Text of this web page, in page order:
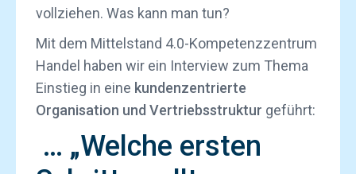
vollziehen. Was kann man tun?
Mit dem Mittelstand 4.0-Kompetenzzentrum
Handel haben wir ein Interview zum Thema
Einstieg in eine kundenzentrierte
Organisation und Vertriebsstruktur geführt:
… „Welche ersten